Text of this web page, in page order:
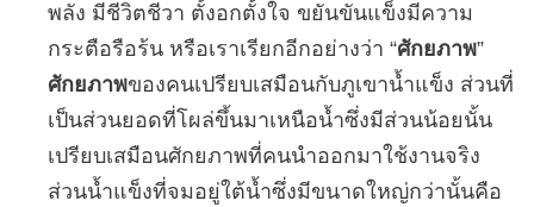
พลัง มีชีวิตชีวา ตั้งอกตั้งใจ ขยันขันแข็งมีความ
กระตือรือร้น หรือเราเรียกอีกอย่างว่า “ศักยภาพ”
ศักยภาพของคนเปรียบเสมือนกับภูเขาน้ำแข็ง ส่วนที่
เป็นส่วนยอดที่โผล่ขึ้นมาเหนือน้ำซึ่งมีส่วนน้อยนั้น
เปรียบเสมือนศักยภาพที่คนนำออกมาใช้งานจริง
ส่วนน้ำแข็งที่จมอยู่ใต้น้ำซึ่งมีขนาดใหญ่กว่านั้นคือ